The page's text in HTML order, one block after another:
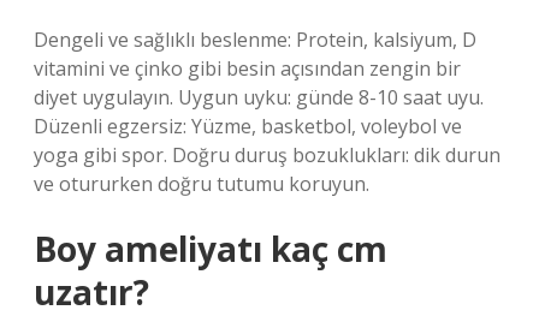
Dengeli ve sağlıklı beslenme: Protein, kalsiyum, D
vitamini ve çinko gibi besin açısından zengin bir
diyet uygulayın. Uygun uyku: günde 8-10 saat uyu.
Düzenli egzersiz: Yüzme, basketbol, ​​voleybol ve
yoga gibi spor. Doğru duruş bozuklukları: dik durun
ve otururken doğru tutumu koruyun.
Boy ameliyatı kaç cm
uzatır?